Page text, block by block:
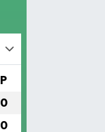
P
0
0